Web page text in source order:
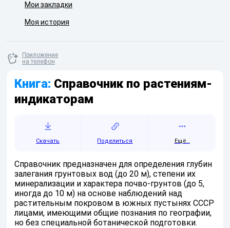
Мои закладки
Моя история
Приложение
на телефон
Книга: Справочник по растениям-
индикаторам
Скачать Поделиться Ещё…
Справочник предназначен для определения глубин
залегания грунтовых вод (до 20 м), степени их
минерализации и характера почво-грунтов (до 5,
иногда до 10 м) на основе наблюдений над
растительным покровом в южных пустынях СССР
лицами, имеющими общие познания по географии,
но без специальной ботанической подготовки.